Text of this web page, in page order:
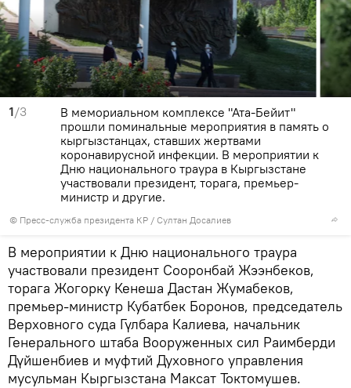
1/3
© Пресс-служба президента КР / Султан Досалиев
В мемориальном комплексе "Ата-Бейит"
прошли поминальные мероприятия в память о
кыргызстанцах, ставших жертвами
коронавирусной инфекции. В мероприятии к
Дню национального траура в Кыргызстане
участвовали президент, торага, премьер-
министр и другие.
В мероприятии к Дню национального траура
участвовали президент Сооронбай Жээнбеков,
торага Жогорку Кенеша Дастан Жумабеков,
премьер-министр Кубатбек Боронов, председатель
Верховного суда Гүлбара Калиева, начальник
Генерального штаба Вооруженных сил Раимберди
Дүйшенбиев и муфтий Духовного управления
мусульман Кыргызстана Максат Токтомушев.